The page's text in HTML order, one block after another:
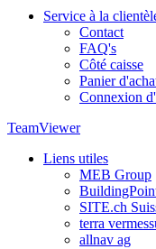
Service à la
Contact
FAQ's
Côté caisse
Panier
Connexion
TeamViewer
Liens utiles
MEB Group
SITE.ch
terra
allnav ag